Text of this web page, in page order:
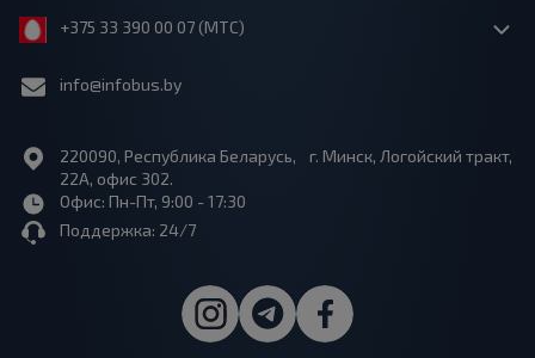
+375 33 390 00 07 (МТС)
info@infobus.by
220090, Республика Беларусь, г. Минск, Логойский тракт,
22А, офис 302.
Офис: Пн-Пт, 9:00 - 17:30
Поддержка: 24/7